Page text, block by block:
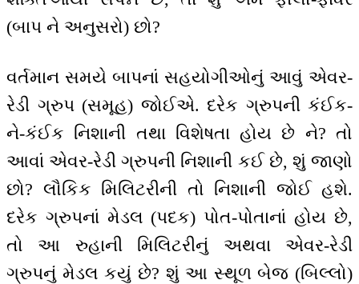
(બાપ ને અનુસરો) છો?
વર્તમાન સમયે બાપનાં સહયોગીઓનું આવું એવર-
રેડી ગ્રુપ (સમૂહ) જોઈએ. દરેક ગ્રુપની કંઈક-
ને-કંઈક નિશાની તથા વિશેષતા હોય છે ને? તો
આવાં એવર-રેડી ગ્રુપની નિશાની કઈ છે, શું જાણો
છો? લૌકિક મિલિટરીની તો નિશાની જોઈ હશે.
દરેક ગ્રુપનાં મેડલ (પદક) પોત-પોતાનાં હોય છે,
તો આ રુહાની મિલિટરીનું અથવા એવર-રેડી
ગ્રુપનું મેડલ કયું છે? શું આ સ્થૂળ બેજ (બિલ્લો)